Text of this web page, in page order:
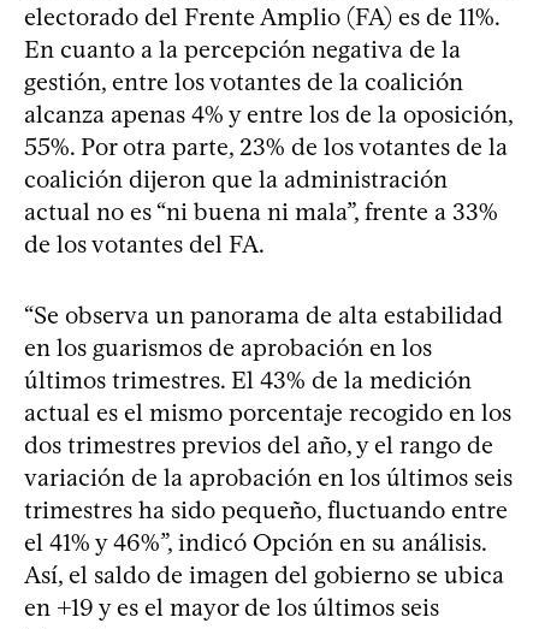
electorado del Frente Amplio (FA) es de 11%.
En cuanto a la percepción negativa de la
gestión, entre los votantes de la coalición
alcanza apenas 4% y entre los de la oposición,
55%. Por otra parte, 23% de los votantes de la
coalición dijeron que la administración
actual no es “ni buena ni mala”, frente a 33%
de los votantes del FA.
“Se observa un panorama de alta estabilidad
en los guarismos de aprobación en los
últimos trimestres. El 43% de la medición
actual es el mismo porcentaje recogido en los
dos trimestres previos del año, y el rango de
variación de la aprobación en los últimos seis
trimestres ha sido pequeño, fluctuando entre
el 41% y 46%”, indicó Opción en su análisis.
Así, el saldo de imagen del gobierno se ubica
en +19 y es el mayor de los últimos seis